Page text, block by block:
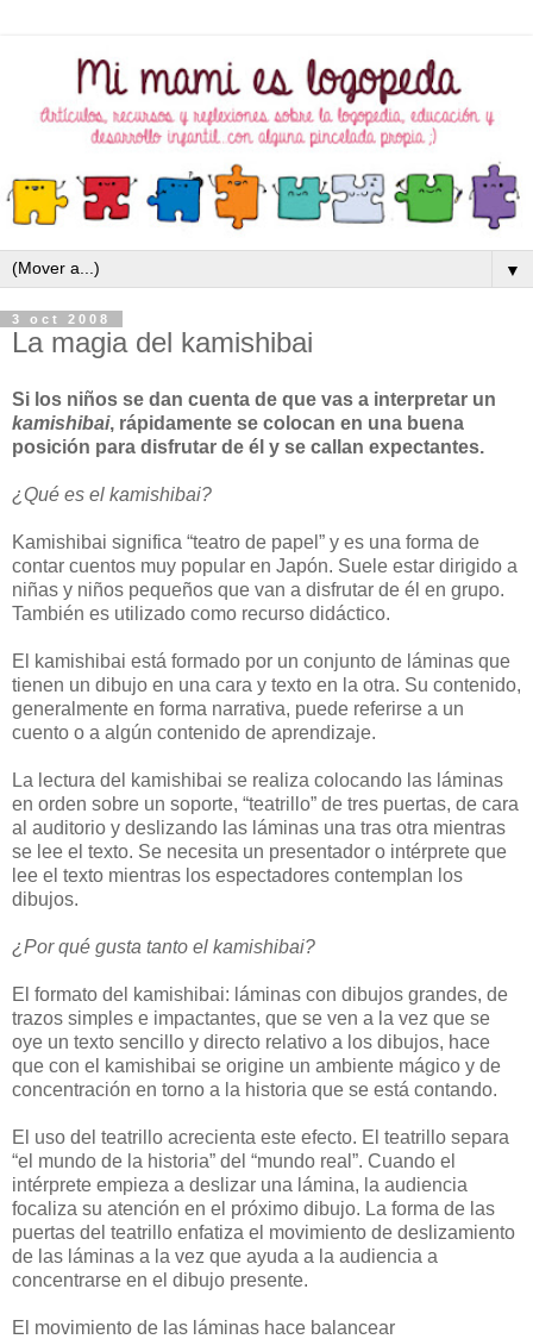
▼
3 oct 2008
La magia del kamishibai
Si los niños se dan cuenta de que vas a interpretar un
kamishibai, rápidamente se colocan en una buena
posición para disfrutar de él y se callan expectantes.
¿Qué es el kamishibai?
Kamishibai significa “teatro de papel” y es una forma de
contar cuentos muy popular en Japón. Suele estar dirigido a
niñas y niños pequeños que van a disfrutar de él en grupo.
También es utilizado como recurso didáctico.
El kamishibai está formado por un conjunto de láminas que
tienen un dibujo en una cara y texto en la otra. Su contenido,
generalmente en forma narrativa, puede referirse a un
cuento o a algún contenido de aprendizaje.
La lectura del kamishibai se realiza colocando las láminas
en orden sobre un soporte, “teatrillo” de tres puertas, de cara
al auditorio y deslizando las láminas una tras otra mientras
se lee el texto. Se necesita un presentador o intérprete que
lee el texto mientras los espectadores contemplan los
dibujos.
¿Por qué gusta tanto el kamishibai?
El formato del kamishibai: láminas con dibujos grandes, de
trazos simples e impactantes, que se ven a la vez que se
oye un texto sencillo y directo relativo a los dibujos, hace
que con el kamishibai se origine un ambiente mágico y de
concentración en torno a la historia que se está contando.
El uso del teatrillo acrecienta este efecto. El teatrillo separa
“el mundo de la historia” del “mundo real”. Cuando el
intérprete empieza a deslizar una lámina, la audiencia
focaliza su atención en el próximo dibujo. La forma de las
puertas del teatrillo enfatiza el movimiento de deslizamiento
de las láminas a la vez que ayuda a la audiencia a
concentrarse en el dibujo presente.
El movimiento de las láminas hace balancear